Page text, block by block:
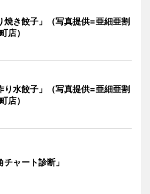
焼き餃子」（写真提供=亜細亜割
店）
り水餃子」（写真提供=亜細亜割
店）
チャート診断」